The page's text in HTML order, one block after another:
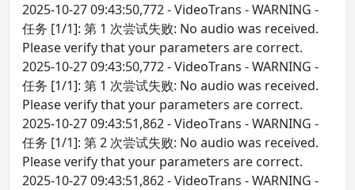
2025-10-27 09:43:50,772 - VideoTrans - WARNING -
任务 [1/1]: 第 1 次尝试失败: No audio was received.
Please verify that your parameters are correct.
2025-10-27 09:43:50,772 - VideoTrans - WARNING -
任务 [1/1]: 第 1 次尝试失败: No audio was received.
Please verify that your parameters are correct.
2025-10-27 09:43:51,862 - VideoTrans - WARNING -
任务 [1/1]: 第 2 次尝试失败: No audio was received.
Please verify that your parameters are correct.
2025-10-27 09:43:51,862 - VideoTrans - WARNING -